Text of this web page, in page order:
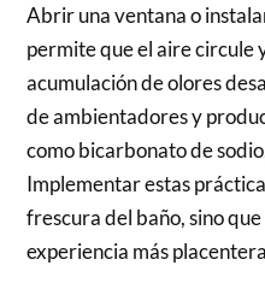
Abrir una ventana o
permite que el aire circule
acumulación de olores
de ambientadores y
como bicarbonato de
Implementar estas
frescura del baño, sino
experiencia más